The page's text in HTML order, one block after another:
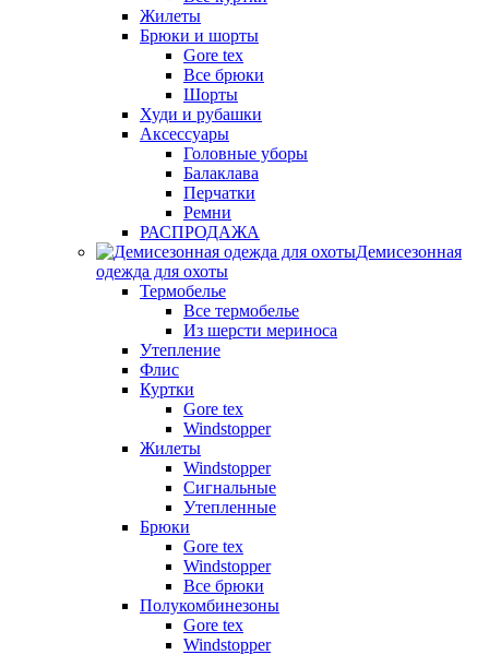
Жилеты
Брюки и шорты
Gore tex
Все брюки
Шорты
Худи и рубашки
Аксессуары
Головные уборы
Балаклава
Перчатки
Ремни
РАСПРОДАЖА
Демисезонная
одежда для охоты
Термобелье
Все термобелье
Из шерсти мериноса
Утепление
Флис
Куртки
Gore tex
Windstopper
Жилеты
Windstopper
Сигнальные
Утепленные
Брюки
Gore tex
Windstopper
Все брюки
Полукомбинезоны
Gore tex
Windstopper